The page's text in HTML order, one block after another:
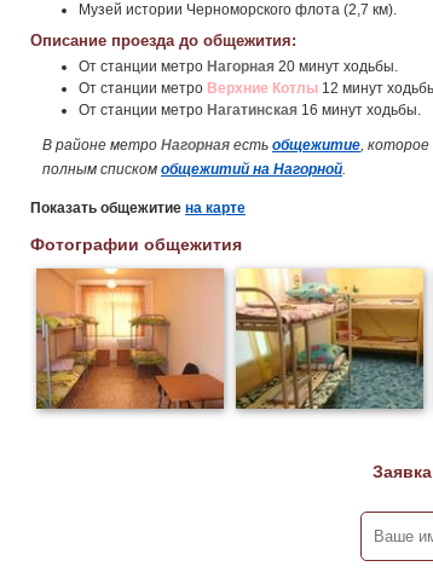
Музей истории Черноморского флота (2,7 км).
Описание проезда до общежития:
От станции метро Нагорная 20 минут ходьбы.
От станции метро Верхние Котлы 12 минут
От станции метро Нагатинская 16 минут ходьбы.
В районе метро Нагорная есть общежитие, которое
полным списком общежитий на Нагорной.
Показать общежитие на карте
Фотографии общежития